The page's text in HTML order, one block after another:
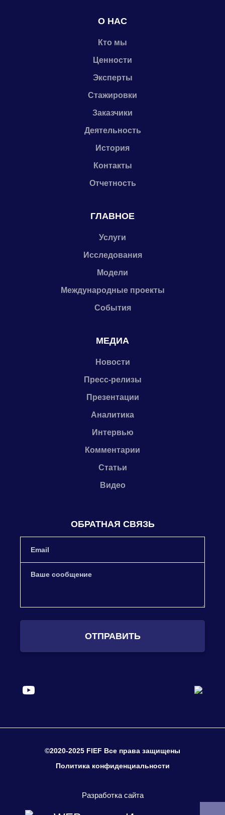
О НАС
Кто мы
Ценности
Эксперты
Стажировки
Заказчики
Деятельность
История
Контакты
Отчетность
ГЛАВНОЕ
Услуги
Исследования
Модели
Международные проекты
События
МЕДИА
Новости
Пресс-релизы
Презентации
Аналитика
Интервью
Комментарии
Статьи
Видео
ОБРАТНАЯ СВЯЗЬ
ОТПРАВИТЬ
©2020-2025 FIEF Все права защищены
Политика конфиденциальности
Разработка сайта